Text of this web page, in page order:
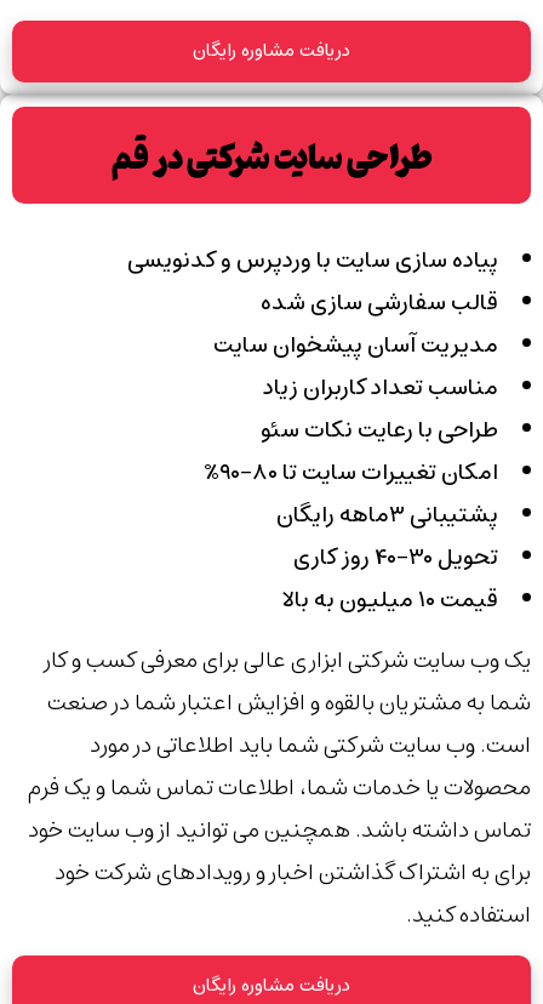
دریافت مشاوره رایگان
طراحی سایت شرکتی در قم
پیاده سازی سایت با وردپرس و کدنویسی
قالب سفارشی سازی شده
مدیریت آسان پیشخوان سایت
مناسب تعداد کاربران زیاد
طراحی با رعایت نکات سئو
امکان تغییرات سایت تا ۸۰-۹۰٪
پشتیبانی ۳ماهه رایگان
تحویل ۳۰-۴۰ روز کاری
قیمت ۱۰ میلیون به بالا
یک وب سایت شرکتی ابزاری عالی برای معرفی کسب و کار
شما به مشتریان بالقوه و افزایش اعتبار شما در صنعت
است. وب سایت شرکتی شما باید اطلاعاتی در مورد
محصولات یا خدمات شما، اطلاعات تماس شما و یک فرم
تماس داشته باشد. همچنین می توانید از وب سایت خود
برای به اشتراک گذاشتن اخبار و رویدادهای شرکت خود
استفاده کنید.
دریافت مشاوره رایگان